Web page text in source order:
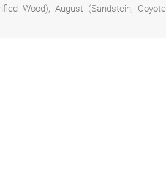
Wood), August (Sandstein, Coyote